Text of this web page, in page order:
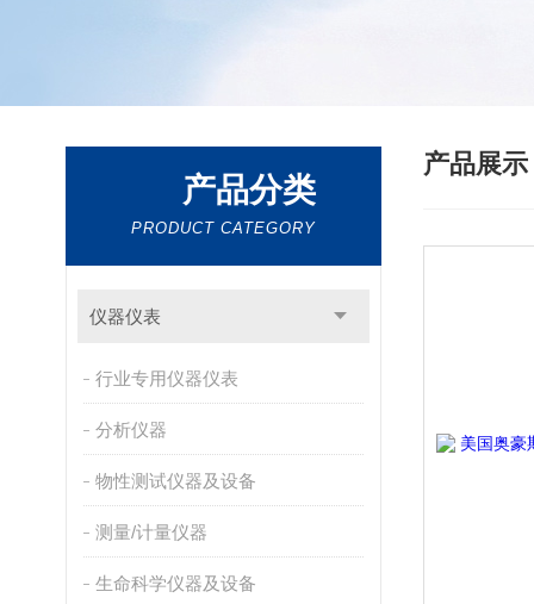
产品分类
PRODUCT CATEGORY
仪器仪表
行业专用仪器仪表
分析仪器
物性测试仪器及设备
测量/计量仪器
生命科学仪器及设备
产品展示